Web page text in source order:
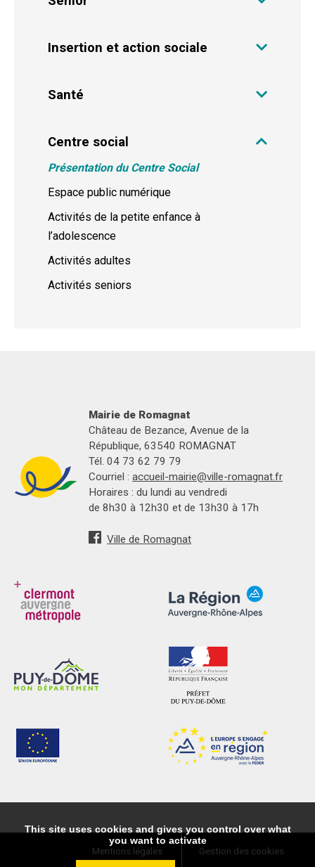
Insertion et action sociale
Santé
Centre social
Présentation du Centre Social
Espace public numérique
Activités de la petite enfance à
l’adolescence
Activités adultes
Activités seniors
Mairie de Romagnat
Château de Bezance, Avenue de la
République, 63540 ROMAGNAT
Tél. 04 73 62 79 79
Courriel : accueil-mairie@ville-romagnat.fr
Horaires : du lundi au vendredi
de 8h30 à 12h30 et de 13h30 à 17h
Ville de Romagnat
Mentions légales Gestion des cookies
This site uses cookies and gives you control over what
you want to activate